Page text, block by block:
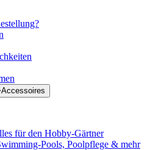
für den Hobby-Gärtner
Pools, Poolpflege & mehr